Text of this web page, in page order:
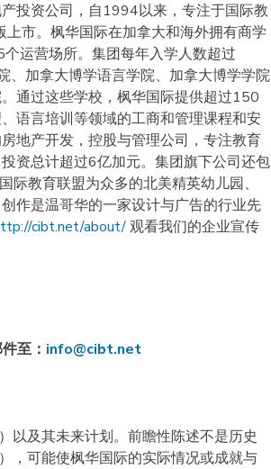
投资公司，自1994以来，专注于国际教
市。枫华国际在加拿大和海外拥有商学
运营场所。集团每年入学人数超过
加拿大博学语言学院、加拿大博学学院
通过这些学校，枫华国际提供超过150
语言培训等领域的工商和管理课程和安
地产开发，控股与管理公司，专注教育
资总计超过6亿加元。集团旗下公司还包
际教育联盟为众多的北美精英幼儿园、
作是温哥华的一家设计与广告的行业先
cibt.net/about/观看我们的企业宣传
至： info@cibt.net
以及其未来计划。前瞻性陈述不是历史
，可能使枫华国际的实际情况或成就与